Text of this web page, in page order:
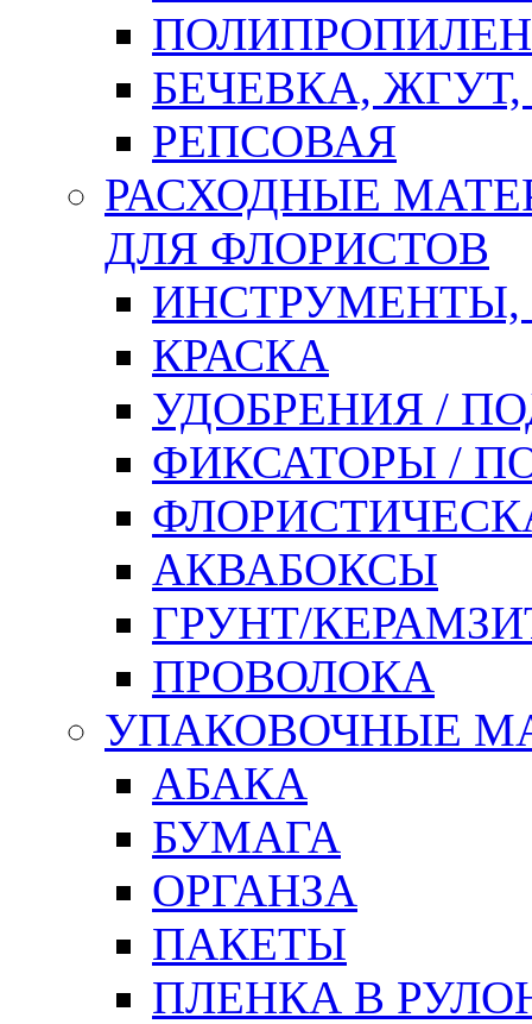
БЕЧЕВКА,
РЕПСОВАЯ
РАСХОДНЫЕ
ДЛЯ ФЛОРИСТОВ
ИНСТРУМЕНТЫ,
КРАСКА
УДОБРЕНИЯ /
ФИКСАТОРЫ /
АКВАБОКСЫ
ГРУНТ/
ПРОВОЛОКА
УПАКОВОЧНЫЕ
АБАКА
БУМАГА
ОРГАНЗА
ПАКЕТЫ
ПЛЕНКА В